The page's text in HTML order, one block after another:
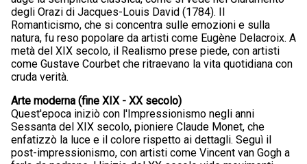
degli Orazi di Jacques-Louis David (1784). Il
Romanticismo, che si concentra sulle emozioni e sulla
natura, fu reso popolare da artisti come Eugène Delacroix. A
metà del XIX secolo, il Realismo prese piede, con artisti
come Gustave Courbet che ritraevano la vita quotidiana con
cruda verità.
Arte moderna (fine XIX - XX secolo)
Quest'epoca iniziò con l'Impressionismo negli anni
Sessanta del XIX secolo, pioniere Claude Monet, che
enfatizzò la luce e il colore rispetto ai dettagli. Seguì il
post-impressionismo, con artisti come Vincent van Gogh a